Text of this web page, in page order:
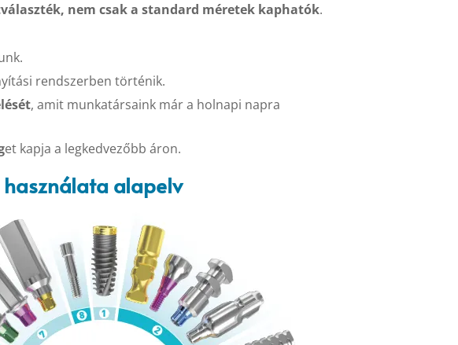
nem csak a standard méretek kaphatók.
rendszerben történik.
, amit munkatársaink már a holnapi napra
et kapja a legkedvezőbb áron.
alapelv